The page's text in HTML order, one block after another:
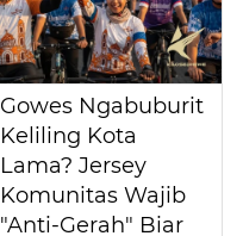
Gowes Ngabuburit
Keliling Kota
Lama? Jersey
Komunitas Wajib
"Anti-Gerah" Biar